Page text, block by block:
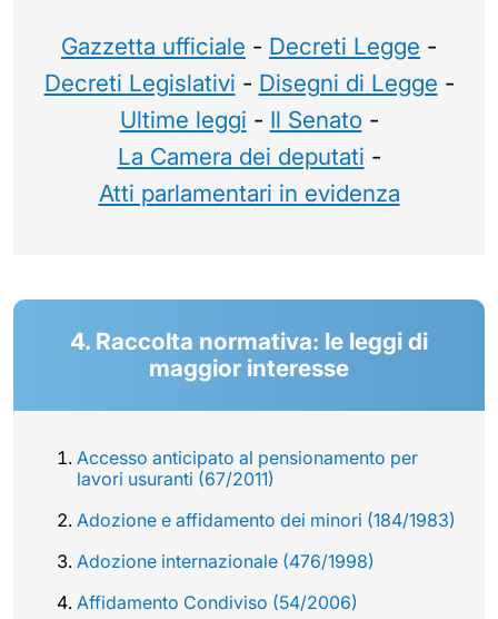
Gazzetta ufficiale - Decreti Legge -
Decreti Legislativi - Disegni di Legge -
Ultime leggi - Il Senato-
La Camera dei deputati -
Atti parlamentari in evidenza
4. Raccolta normativa: le leggi di
maggior interesse
Accesso anticipato al pensionamento per
lavori usuranti (67/2011)
Adozione e affidamento dei minori (184/1983)
Adozione internazionale (476/1998)
Affidamento Condiviso (54/2006)